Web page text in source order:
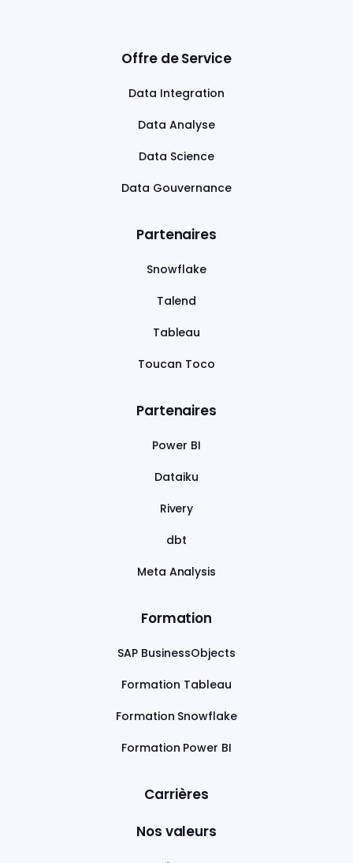
Offre de Service
Data Integration
Data Analyse
Data Science
Data Gouvernance
Partenaires
Snowflake
Talend
Tableau
Toucan Toco
Partenaires
Power BI
Dataiku
Rivery
dbt
Meta Analysis
Formation
SAP BusinessObjects
Formation Tableau
Formation Snowflake
Formation Power BI
Carrières
Nos valeurs